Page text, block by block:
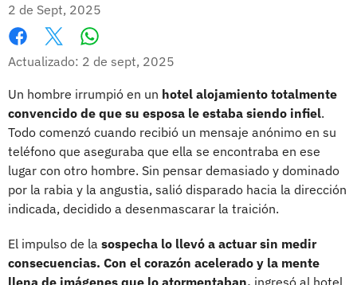
2 de Sept, 2025
Facebook
X
Actualizado: 2 de sept, 2025
Un hombre irrumpió en un hotel alojamiento totalmente
convencido de que su esposa le estaba siendo infiel.
Todo comenzó cuando recibió un mensaje anónimo en su
teléfono que aseguraba que ella se encontraba en ese
lugar con otro hombre. Sin pensar demasiado y dominado
por la rabia y la angustia, salió disparado hacia la dirección
indicada, decidido a desenmascarar la traición.
El impulso de la sospecha lo llevó a actuar sin medir
consecuencias. Con el corazón acelerado y la mente
llena de imágenes que lo atormentaban, ingresó al hotel